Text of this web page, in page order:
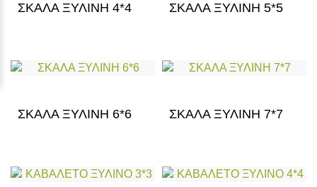
ΣΚΑΛΑ ΞΥΛΙΝΗ 4*4 ΣΚΑΛΑ ΞΥΛΙΝΗ 5*5
ΣΚΑΛΑ ΞΥΛΙΝΗ 6*6 ΣΚΑΛΑ ΞΥΛΙΝΗ 7*7